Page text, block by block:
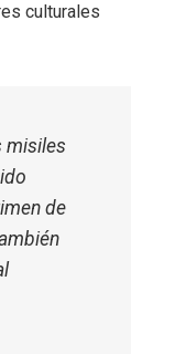
culturales
misiles
de